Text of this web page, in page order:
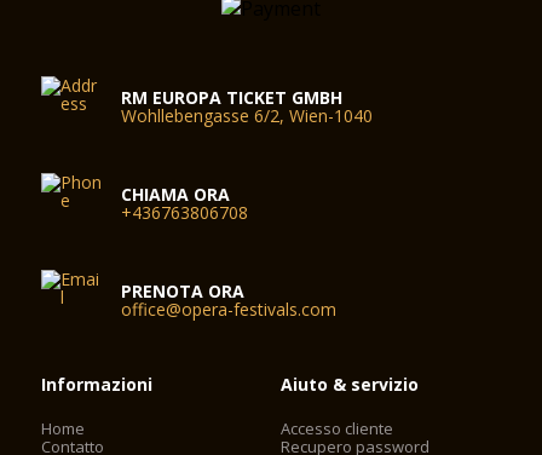
RM EUROPA TICKET GMBH
Wohllebengasse 6/2, Wien-1040
CHIAMA ORA
+436763806708
PRENOTA ORA
office@opera-festivals.com
Informazioni
Home
Contatto
Aiuto & servizio
Accesso cliente
Recupero password